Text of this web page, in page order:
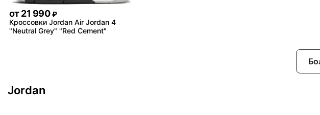
от21 990 ₽
Кроссовки Jordan Air Jordan 4
"Neutral Grey" "Red Cement"
Jordan